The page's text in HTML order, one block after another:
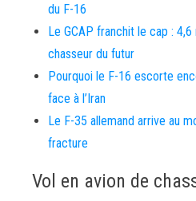
du F-16
Le GCAP franchit le cap :
chasseur du futur
Pourquoi le F-16 escorte
face à l’Iran
Le F-35 allemand arrive au
fracture
Vol en avion de